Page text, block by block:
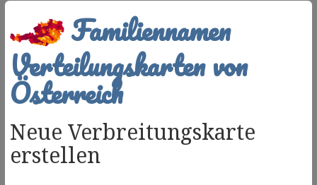
Familiennamen
Verteilungskarten von
Österreich
Neue Verbreitungskarte
erstellen